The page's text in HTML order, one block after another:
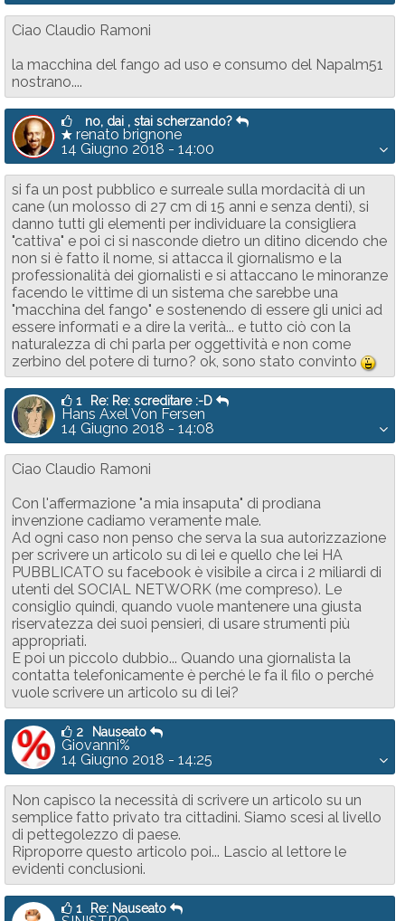
Ciao Claudio Ramoni
la macchina del fango ad uso e consumo del Napalm51
nostrano....
no, dai , stai scherzando?
renato brignone
14 Giugno 2018 - 14:00
si fa un post pubblico e surreale sulla mordacità di un
cane (un molosso di 27 cm di 15 anni e senza denti), si
danno tutti gli elementi per individuare la consigliera
"cattiva" e poi ci si nasconde dietro un ditino dicendo che
non si è fatto il nome, si attacca il giornalismo e la
professionalità dei giornalisti e si attaccano le minoranze
facendo le vittime di un sistema che sarebbe una
"macchina del fango" e sostenendo di essere gli unici ad
essere informati e a dire la verità... e tutto ciò con la
naturalezza di chi parla per oggettività e non come
zerbino del potere di turno? ok, sono stato convinto
:-D
1 Re: Re: screditare :-D
Hans Axel Von Fersen
14 Giugno 2018 - 14:08
Ciao Claudio Ramoni
Con l'affermazione "a mia insaputa" di prodiana
invenzione cadiamo veramente male.
Ad ogni caso non penso che serva la sua autorizzazione
per scrivere un articolo su di lei e quello che lei HA
PUBBLICATO su facebook è visibile a circa i 2 miliardi di
utenti del SOCIAL NETWORK (me compreso). Le
consiglio quindi, quando vuole mantenere una giusta
riservatezza dei suoi pensieri, di usare strumenti più
appropriati.
E poi un piccolo dubbio... Quando una giornalista la
contatta telefonicamente è perché le fa il filo o perché
vuole scrivere un articolo su di lei?
2 Nauseato
Giovanni%
14 Giugno 2018 - 14:25
Non capisco la necessità di scrivere un articolo su un
semplice fatto privato tra cittadini. Siamo scesi al livello
di pettegolezzo di paese.
Riproporre questo articolo poi... Lascio al lettore le
evidenti conclusioni.
1 Re: Nauseato